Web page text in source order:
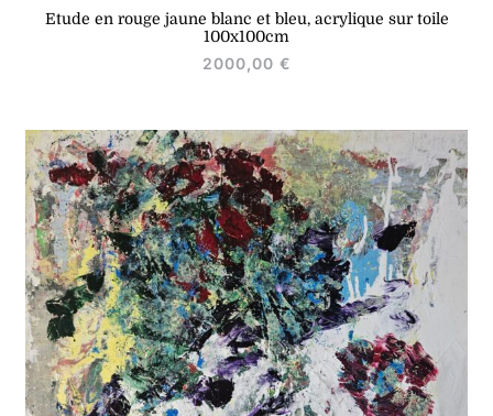
Etude en rouge jaune blanc et bleu, acrylique sur toile
100x100cm
2000,00 €